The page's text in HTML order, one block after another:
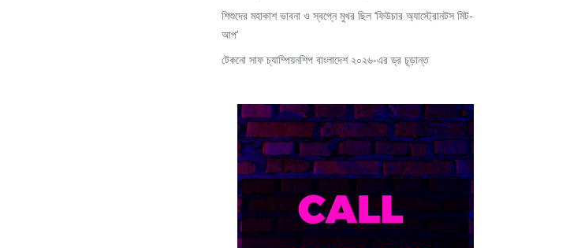
শিশুদের মহাকাশ ভাবনা ও স্বপ্নে মুখর ছিল ‘ফিউচার অ্যাস্ট্রোনটস মিট-
আপ’
টেকনো সাফ চ্যাম্পিয়নশিপ বাংলাদেশ ২০২৬-এর ড্র চূড়ান্ত